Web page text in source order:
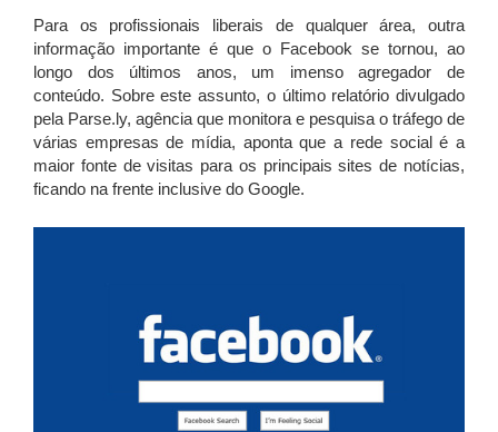
Para os profissionais liberais de qualquer área, outra
informação importante é que o Facebook se tornou, ao
longo dos últimos anos, um imenso agregador de
conteúdo. Sobre este assunto, o último relatório divulgado
pela Parse.ly, agência que monitora e pesquisa o tráfego de
várias empresas de mídia, aponta que a rede social é a
maior fonte de visitas para os principais sites de notícias,
ficando na frente inclusive do Google.